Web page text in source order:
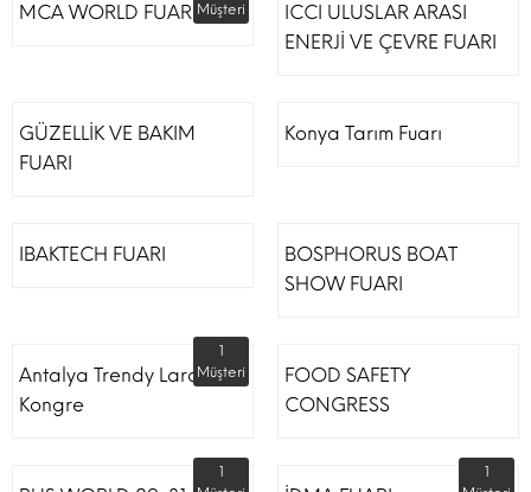
MCA WORLD FUARI Müşteri
ICCI ULUSLAR ARASI
ENERJİ VE ÇEVRE FUARI
GÜZELLİK VE BAKIM
FUARI
Konya Tarım Fuarı
IBAKTECH FUARI
BOSPHORUS BOAT
SHOW FUARI
Antalya Trendy Lara Otel
Kongre
1
Müşteri
FOOD SAFETY
CONGRESS
1
1